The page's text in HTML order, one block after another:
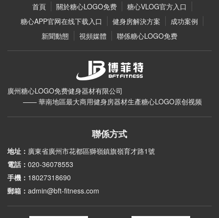
首頁 關於糖心LOGO免费
糖心VLOG官方入口
糖心APP官网在线下载入口
健身房解決方案
成功案例
新聞動態
視頻媒體 聯係糖心LOGO免费
廣州糖心LOGO免费健身器材有限公司
—— 華南地區最大商用健身房器材生產糖心LOGO原创视频
聯係方式
地址： 廣東省廣州市花都區獅嶺鎮旗嶺育才路1號
電話： 020-36078553
手機： 18027318690
郵箱： admin@bft-fitness.com